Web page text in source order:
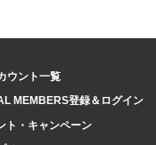
ウント一覧
MEMBERS登録＆ログイン
ト・キャンペーン